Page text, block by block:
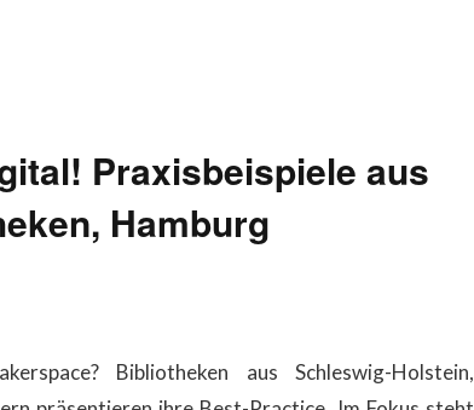
Praxisbeispiele aus
Hamburg
Bibliotheken aus Schleswig-Holstein,